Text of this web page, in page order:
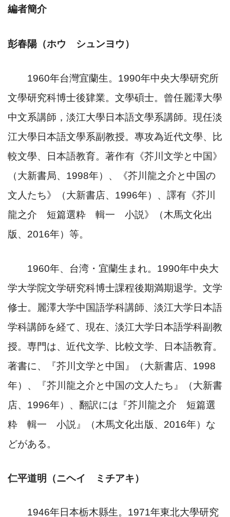
編者簡介
彭春陽（ホウ シュンヨウ）
1960年台灣宜蘭生。 1990年中央大學研究所
文學研究科博士後肄業。文學碩士。曾任麗澤大學
中文系講師，淡江大學日本語文學系講師。現任淡
江大學日本語文學系副教授。專攻為近代文學、比
較文學、日本語教育。著作有《芥川文学と中国》
（大新書局、 1998年）、《芥川龍之介と中国の
文人たち》（大新書店、 1996年）、譯有《芥川
龍之介 短篇選粋 輯一 小説》（木馬文化出
版、 2016年）等。
1960年、台湾・宜蘭生まれ。 1990年中央大
学大学院文学研究科博士課程後期満期退学。文学
修士。麗澤大学中国語学科講師、淡江大学日本語
学科講師を経て、現在、淡江大学日本語学科副教
授。専門は、近代文学、比較文学、日本語教育。
著書に、『芥川文学と中国』（大新書店、 1998
年）、『芥川龍之介と中国の文人たち』（大新書
店、 1996年）、翻訳には『芥川龍之介 短篇選
粋 輯一 小説』（木馬文化出版、 2016年）な
どがある。
仁平道明（ニヘイ ミチアキ）
1946年日本栃木縣生。 1971年東北大學研究